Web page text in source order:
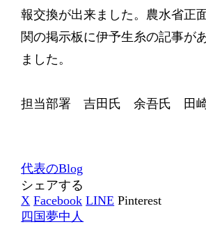
報交換が出来ました。農水省正
関の掲示板に伊予生糸の記事が
ました。
担当部署 吉田氏 余吾氏 田
代表のBlog
シェアする
X Facebook LINE Pinterest
四国夢中人